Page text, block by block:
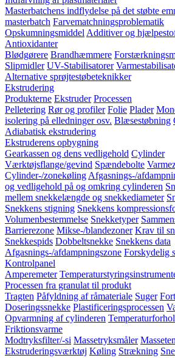
Masterbatchens indflydelse på det støbte
masterbatch Farvematchningsproblematik
Opskumningsmiddel Additiver og
Antioxidanter
Blødgørere Brandhæmmere
Slipmidler UV-Stabilisatorer
Alternative sprøjtestøbeteknikker
Ekstrudering
Produkterne Ekstruder Processen
Pelletering Rør og profiler Folie Plader
isolering på elledninger osv. Blæsestøbning
Adiabatisk ekstrudering
Ekstruderens opbygning
Gearkassen og dens vedligehold Cylinder
Værktøjsflange/gevind Spændebolte
Cylinder-/zonekøling Afgasnings-/
og vedligehold på og omkring cylinderen
mellem snekkelængde og snekkediameter
Snekkens stigning Snekkens
Volumenbestemmelse Snekketyper
Barrierezone Mikse-/blandezoner Krav til
Snekkespids Dobbeltsnekke Snekkens data
Afgasnings-/afdampningszone Forskydelig
Kontrolpanel
Amperemeter
Processen fra granulat til produkt
Tragten Påfyldning af råmateriale Suger
Doseringssnekke Plastificeringsprocessen
Opvarmning af cylinderen
Friktionsvarme
Modtryksfilter/-si Massetryksmåler
Ekstruderingsværktøj Køling Strækning